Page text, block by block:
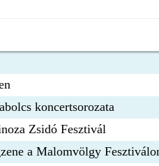
koncertsorozata
Zsidó Fesztivál
a Malomvölgy